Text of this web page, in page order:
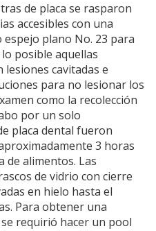
de placa se rasparon
accesibles con una
plano No. 23 para
posible aquellas
cavitadas e
para no lesionar los
como la recolección
por un solo
placa dental fueron
3 horas
de alimentos. Las
de vidrio con cierre
en hielo hasta el
Para obtener una
requirió hacer un pool